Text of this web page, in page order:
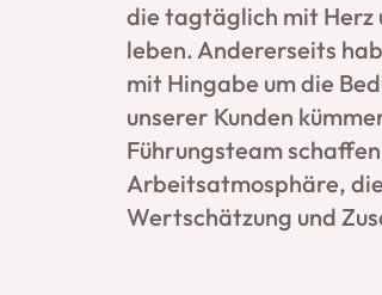
die tagtäglich mit Herz
leben. Andererseits
mit Hingabe um die
unserer Kunden
Führungsteam
Arbeitsatmosphäre,
Wertschätzung und